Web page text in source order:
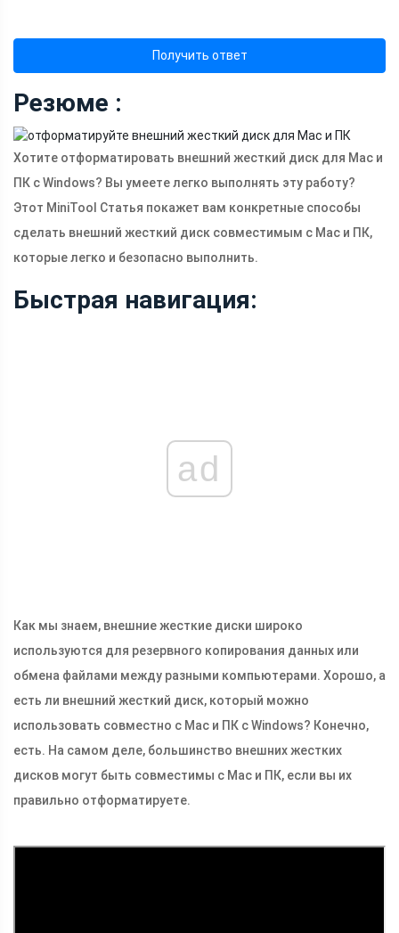
Получить ответ
Резюме :
Хотите отформатировать внешний жесткий диск для Mac и
ПК с Windows? Вы умеете легко выполнять эту работу?
Этот MiniTool Статья покажет вам конкретные способы
сделать внешний жесткий диск совместимым с Mac и ПК,
которые легко и безопасно выполнить.
Быстрая навигация:
ad
Как мы знаем, внешние жесткие диски широко
используются для резервного копирования данных или
обмена файлами между разными компьютерами. Хорошо, а
есть ли внешний жесткий диск, который можно
использовать совместно с Mac и ПК с Windows? Конечно,
есть. На самом деле, большинство внешних жестких
дисков могут быть совместимы с Mac и ПК, если вы их
правильно отформатируете.